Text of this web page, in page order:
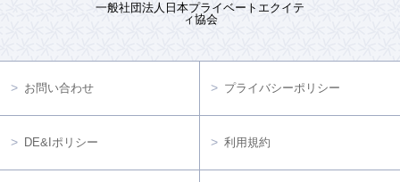
一般社団法人日本プライベートエクイテ
ィ協会
お問い合わせ プライバシーポリシー
DE&Iポリシー 利用規約